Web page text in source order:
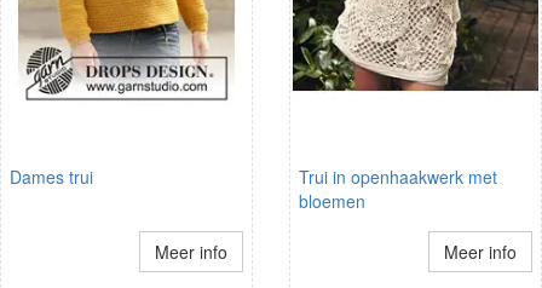
Dames trui
Meer info
Trui in openhaakwerk met
bloemen
Meer info